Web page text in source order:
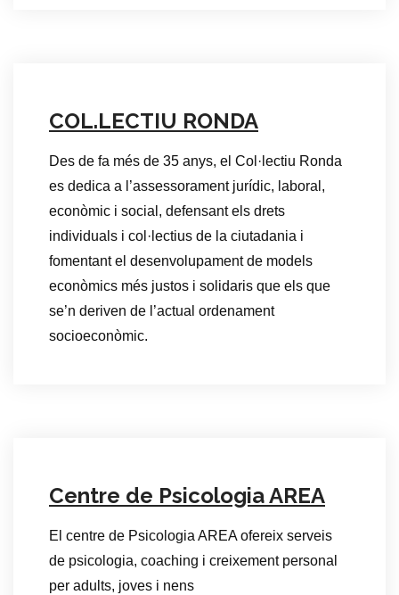
COL.LECTIU RONDA
Des de fa més de 35 anys, el Col·lectiu Ronda
es dedica a l’assessorament jurídic, laboral,
econòmic i social, defensant els drets
individuals i col·lectius de la ciutadania i
fomentant el desenvolupament de models
econòmics més justos i solidaris que els que
se’n deriven de l’actual ordenament
socioeconòmic.
Centre de Psicologia AREA
El centre de Psicologia AREA ofereix serveis
de psicologia, coaching i creixement personal
per adults, joves i nens